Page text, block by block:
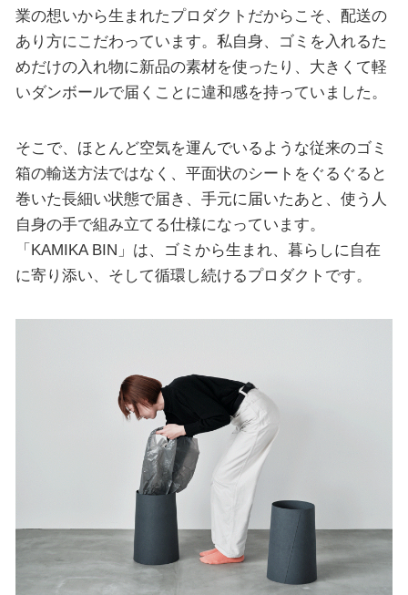
業の想いから生まれたプロダクトだからこそ、配送の
あり方にこだわっています。私自身、ゴミを入れるた
めだけの入れ物に新品の素材を使ったり、大きくて軽
いダンボールで届くことに違和感を持っていました。
そこで、ほとんど空気を運んでいるような従来のゴミ
箱の輸送方法ではなく、平面状のシートをぐるぐると
巻いた長細い状態で届き、手元に届いたあと、使う人
自身の手で組み立てる仕様になっています。
「KAMIKA BIN」は、ゴミから生まれ、暮らしに自在
に寄り添い、そして循環し続けるプロダクトです。